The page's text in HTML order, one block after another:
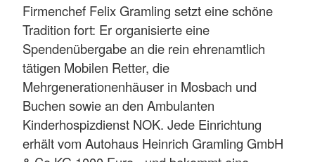
Firmenchef Felix Gramling setzt eine schöne
Tradition fort: Er organisierte eine
Spendenübergabe an die rein ehrenamtlich
tätigen Mobilen Retter, die
Mehrgenerationenhäuser in Mosbach und
Buchen sowie an den Ambulanten
Kinderhospizdienst NOK. Jede Einrichtung
erhält vom Autohaus Heinrich Gramling GmbH